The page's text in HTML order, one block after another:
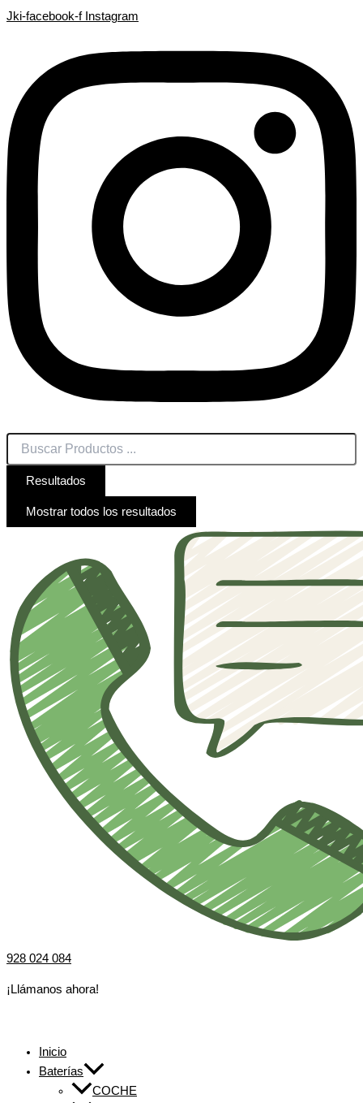
Ir
Jki-facebook-f Instagram
...
Resultados
Mostrar todos los resultados
928 024 084
¡Llámanos ahora!
Inicio
Baterías
COCHE
...